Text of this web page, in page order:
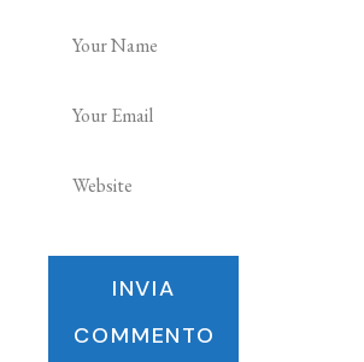
INVIA
COMMENTO